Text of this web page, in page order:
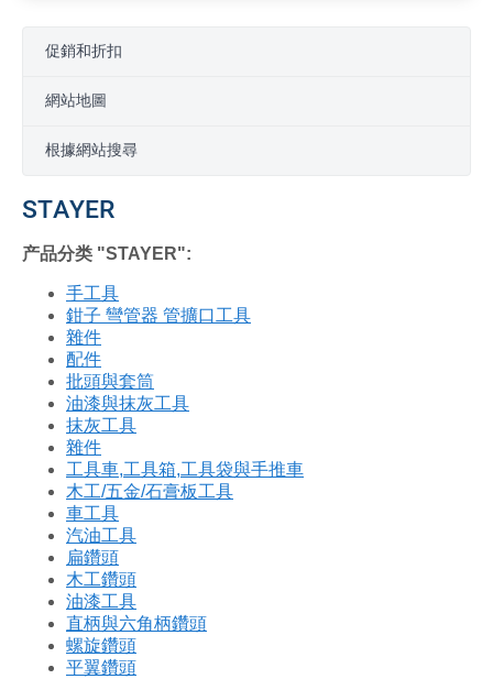
促銷和折扣
網站地圖
根據網站搜尋
STAYER
产品分类 "STAYER":
手工具
鉗子 彎管器 管擴口工具
雜件
配件
批頭與套筒
油漆與抹灰工具
抹灰工具
雜件
工具車,工具箱,工具袋與手推車
木工/五金/石膏板工具
車工具
汽油工具
扁鑽頭
木工鑽頭
油漆工具
直柄與六角柄鑽頭
螺旋鑽頭
平翼鑽頭